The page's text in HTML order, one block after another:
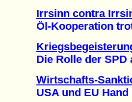
Irrsinn contra
Öl-Kooperation
Die Rolle der SPD
Wirtschafts-
USA und EU Hand